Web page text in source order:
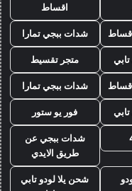
اقساط
شدات ببجي تمارا
متجر تقسيط
شدات ببجي تمارا
فور يو ستور
شدات ببجي عن
طريق الايدي
شحن يلا لودو تابي